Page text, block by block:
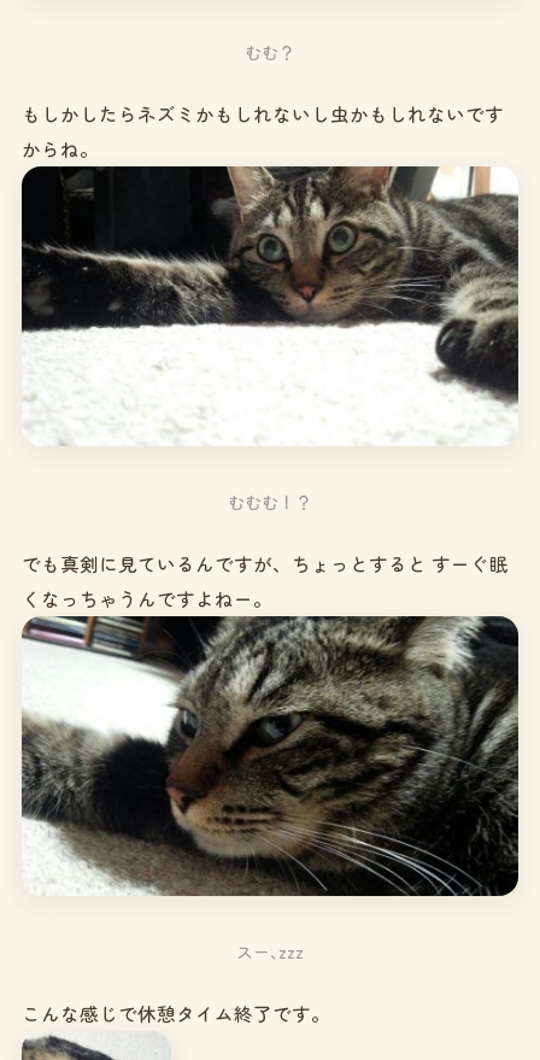
むむ？
もしかしたらネズミかもしれないし虫かもしれないです
からね。
むむむ！？
でも真剣に見ているんですが、ちょっとすると すーぐ眠
くなっちゃうんですよねー。
スー､zzz
こんな感じで休憩タイム終了です。